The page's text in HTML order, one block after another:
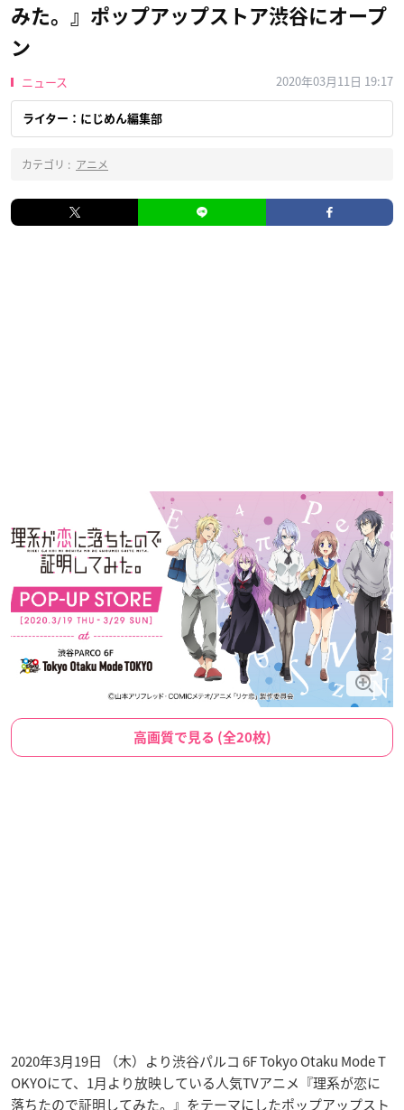
みた。』ポップアップストア渋谷にオープ
ン
ニュース 2020年03月11日 19:17
ライター：にじめん編集部
カテゴリ : アニメ
高画質で見る (全20枚)
2020年3月19日 （木）より渋谷パルコ 6F Tokyo Otaku Mode T
OKYOにて、1月より放映している人気TVアニメ『理系が恋に
落ちたので証明してみた。』をテーマにしたポップアップスト